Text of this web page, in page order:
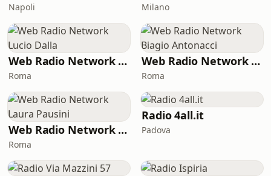
Napoli Milano
Web Radio Network Lucio Dalla
Roma
Web Radio Network Biagio Antonacci
Roma
Web Radio Network Laura Pausini
Roma
Radio 4all.it
Padova